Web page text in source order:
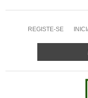
REGISTE-SE